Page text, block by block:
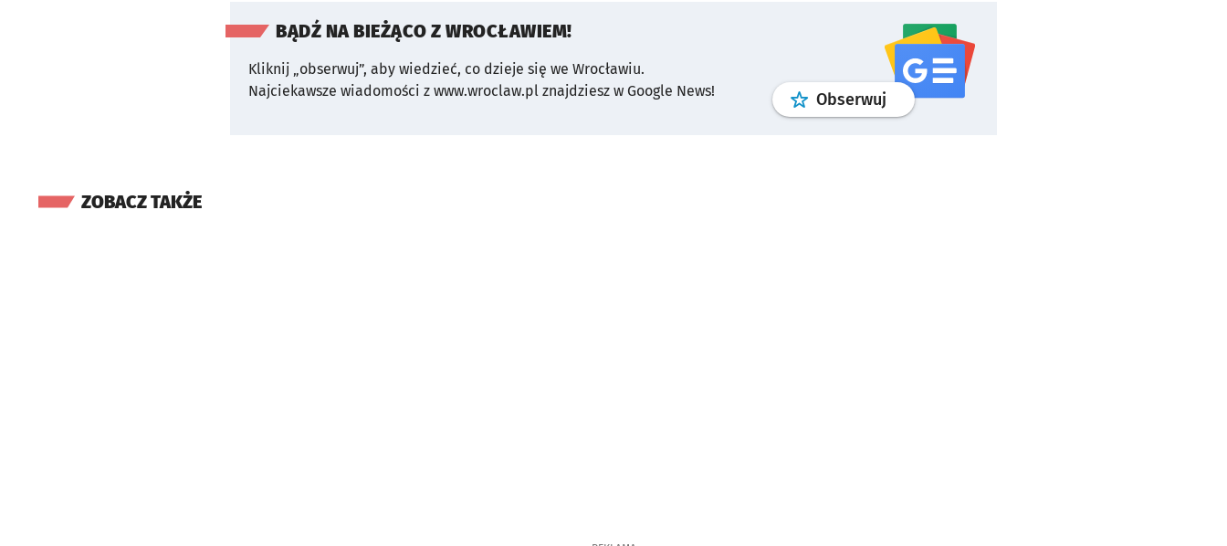
BĄDŹ NA BIEŻĄCO Z WROCŁAWIEM!
Kliknij „obserwuj”, aby wiedzieć, co dzieje się we Wrocławiu.
Najciekawsze wiadomości z www.wroclaw.pl znajdziesz w Google News!
Obserwuj profilgoogle news
ZOBACZ TAKŻE